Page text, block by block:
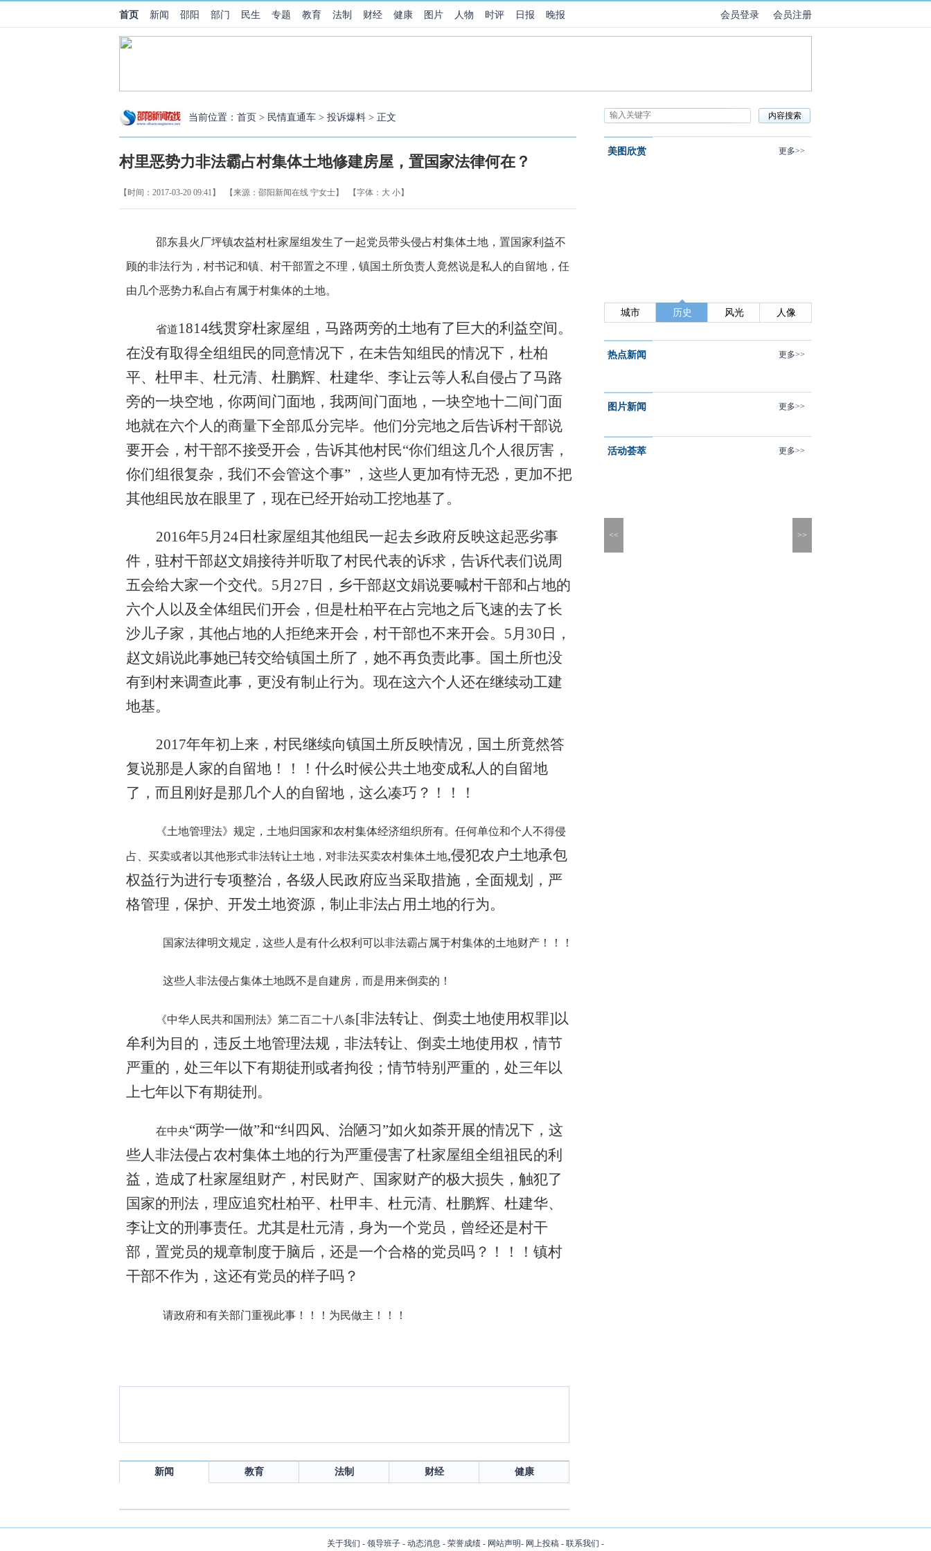
首页 新闻 邵阳 部门 民生 专题 教育 法制 财经 健康 图片 人物 时评 日报 晚报 会员注册
会员登录
当前位置： 首页 > 民情直通车 > 投诉爆料 > 正文
村里恶势力非法霸占村集体土地修建房屋，置国家法律何在？
【时间：2017-03-20 09:41】 【来源：邵阳新闻在线 宁女士】 【字体： 大 小】
邵东县火厂坪镇农益村杜家屋组发生了一起党员带头侵占村集体土地，置国家利益不
顾的非法行为，村书记和镇、 村干部置之不理，镇国土所负责人竟然说是私人的自留地，任
由几个恶势力私自占有属于村集体的土地。
省道1814线贯穿杜家屋组，马路两旁的土地有了巨大的利益空间。
在没有取得全组组民的同意情况下，在未告知组民的情况下，杜柏
平、杜甲丰、杜元清、杜鹏辉、杜建华、李让云等人私自侵占了马路
旁的一块空地，你两间门面地，我两间门面地，一块空地十二间门面
地就在六个人的商量下全部瓜分完毕。他们分完地之后告诉村干部说
要开会，村干部不接受开会，告诉其他村民“你们组这几个人很厉害，
你们组很复杂，我们不会管这个事” ，这些人更加有恃无恐，更加不把
其他组民放在眼里了，现在已经开始动工挖地基了。
2016年5月24日杜家屋组其他组民一起去乡政府反映这起恶劣事
件，驻村干部赵文娟接待并听取了村民代表的诉求，告诉代表们说周
五会给大家一个交代。5月27日，乡干部赵文娟说要喊村干部和占地的
六个人以及全体组民们开会，但是杜柏平在占完地之后飞速的去了长
沙儿子家，其他占地的人拒绝来开会，村干部也不来开会。5月30日，
赵文娟说此事她已转交给镇国土所了，她不再负责此事。国土所也没
有到村来调查此事，更没有制止行为。现在这六个人还在继续动工建
地基。
2017年年初上来，村民继续向镇国土所反映情况，国土所竟然答
复说那是人家的自留地！！！什么时候公共土地变成私人的自留地
了，而且刚好是那几个人的自留地，这么凑巧？！！！
《土地管理法》规定，土地归国家和农村集体经济组织所有。任何单位和个人不得侵
占、买卖或者以其他形式非法转让土地，对非法买卖农村集体土地,侵犯农户土地承包
权益行为进行专项整治，各级人民政府应当采取措施，全面规划，严
格管理，保护、开发土地资源，制止非法占用土地的行为。
国家法律明文规定，这些人是有什么权利可以非法霸占属于村集体的土地财产！！！
这些人非法侵占集体土地既不是自建房，而是用来倒卖的！
《中华人民共和国刑法》第二百二十八条[非法转让、倒卖土地使用权罪]以
牟利为目的，违反土地管理法规，非法转让、倒卖土地使用权，情节
严重的，处三年以下有期徒刑或者拘役；情节特别严重的，处三年以
上七年以下有期徒刑。
在中央“两学一做”和“纠四风、治陋习”如火如荼开展的情况下，这
些人非法侵占农村集体土地的行为严重侵害了杜家屋组全组祖民的利
益，造成了杜家屋组财产，村民财产、国家财产的极大损失，触犯了
国家的刑法，理应追究杜柏平、杜甲丰、杜元清、杜鹏辉、杜建华、
李让文的刑事责任。尤其是杜元清，身为一个党员，曾经还是村干
部，置党员的规章制度于脑后，还是一个合格的党员吗？！！！镇村
干部不作为，这还有党员的样子吗？
请政府和有关部门重视此事！！！为民做主！！！
新闻 教育 法制 财经 健康
美图欣赏 更多>>
城市 历史 风光 人像
热点新闻 更多>>
图片新闻 更多>>
活动荟萃 更多>>
>>
<<
关于我们 - 领导班子 - 动态消息 - 荣誉成绩 - 网站声明- 网上投稿 - 联系我们 -